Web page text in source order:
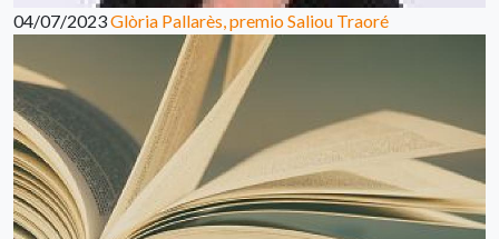
04/07/2023Glòria Pallarès, premio Saliou Traoré